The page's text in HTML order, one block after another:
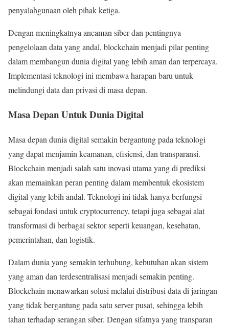
penyalahgunaan oleh pihak ketiga.
Dengan meningkatnya ancaman siber dan pentingnya
pengelolaan data yang andal, blockchain menjadi pilar penting
dalam membangun dunia digital yang lebih aman dan terpercaya.
Implementasi teknologi ini membawa harapan baru untuk
melindungi data dan privasi di masa depan.
Masa Depan Untuk Dunia Digital
Masa depan dunia digital semakin bergantung pada teknologi
yang dapat menjamin keamanan, efisiensi, dan transparansi.
Blockchain menjadi salah satu inovasi utama yang di prediksi
akan memainkan peran penting dalam membentuk ekosistem
digital yang lebih andal. Teknologi ini tidak hanya berfungsi
sebagai fondasi untuk cryptocurrency, tetapi juga sebagai alat
transformasi di berbagai sektor seperti keuangan, kesehatan,
pemerintahan, dan logistik.
Dalam dunia yang semakin terhubung, kebutuhan akan sistem
yang aman dan terdesentralisasi menjadi semakin penting.
Blockchain menawarkan solusi melalui distribusi data di jaringan
yang tidak bergantung pada satu server pusat, sehingga lebih
tahan terhadap serangan siber. Dengan sifatnya yang transparan